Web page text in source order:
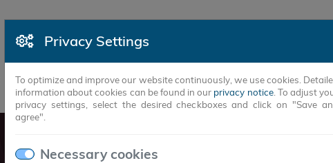
Privacy Settings
To optimize and improve our website continuously, we use cookies.
information about cookies can be found in our privacy notice. To adjust
privacy settings, select the desired checkboxes and click on "Save
agree".
Necessary cookies
PRODUCTS SUCCESS STORIES COMPANY